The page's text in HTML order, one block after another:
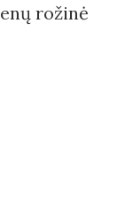
rožinė